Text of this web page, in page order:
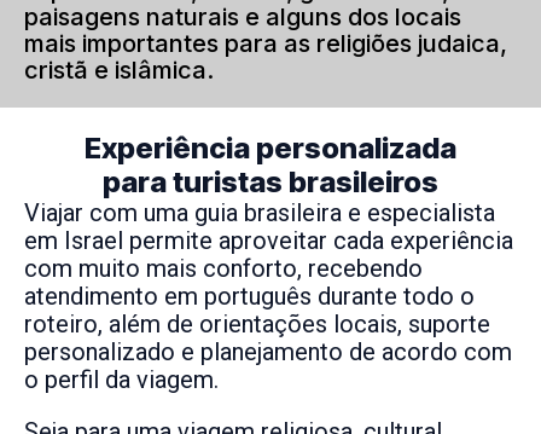
paisagens naturais e alguns dos locais
mais importantes para as religiões judaica,
cristã e islâmica.
Experiência personalizada
para turistas brasileiros
Viajar com uma guia brasileira e especialista
em Israel permite aproveitar cada experiência
com muito mais conforto, recebendo
atendimento em português durante todo o
roteiro, além de orientações locais, suporte
personalizado e planejamento de acordo com
o perfil da viagem.